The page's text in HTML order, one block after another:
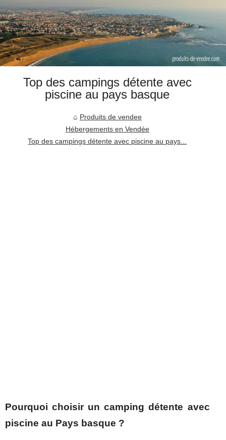
Top des campings détente avec
piscine au pays basque
Produits de vendee
Hébergements en Vendée
Top des campings détente avec piscine au pays...
Pourquoi choisir un camping détente avec
piscine au Pays basque ?